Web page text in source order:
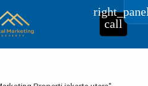
call